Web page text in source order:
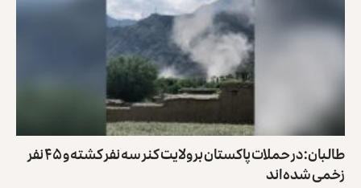
طالبان: در حملات پاکستان بر ولایت کنر سه نفر کشته و ۴۵ نفر
زخمی شده‌اند